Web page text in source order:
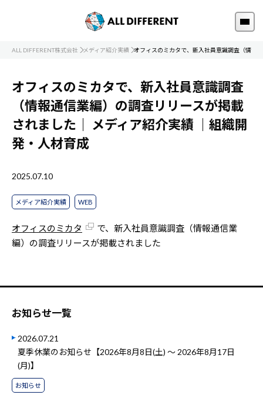
ALL DIFFERENT株式会社 メディア紹介実績 オフィスのミカタで、新入社員意識調査（情報
オフィスのミカタで、新入社員意識調査
（情報通信業編）の調査リリースが掲載
されました｜ メディア紹介実績
｜組織開
発・人材育成
2025.07.10
メディア紹介実績 WEB
オフィスのミカタ
で、新入社員意識調査（情報通信業
編）の調査リリースが掲載されました
お知らせ一覧
2026.07.21
夏季休業のお知らせ【2026年8月8日(土) ～ 2026年8月17日
(月)】
お知らせ